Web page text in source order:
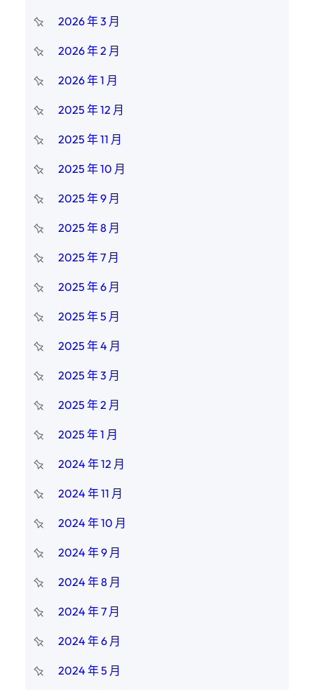
2026 年 3 月
2026 年 2 月
2026 年 1 月
2025 年 12 月
2025 年 11 月
2025 年 10 月
2025 年 9 月
2025 年 8 月
2025 年 7 月
2025 年 6 月
2025 年 5 月
2025 年 4 月
2025 年 3 月
2025 年 2 月
2025 年 1 月
2024 年 12 月
2024 年 11 月
2024 年 10 月
2024 年 9 月
2024 年 8 月
2024 年 7 月
2024 年 6 月
2024 年 5 月